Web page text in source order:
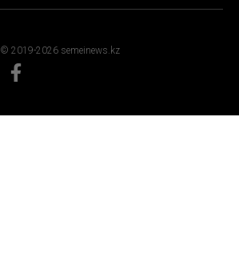
© 2019-2026 semeinews.kz